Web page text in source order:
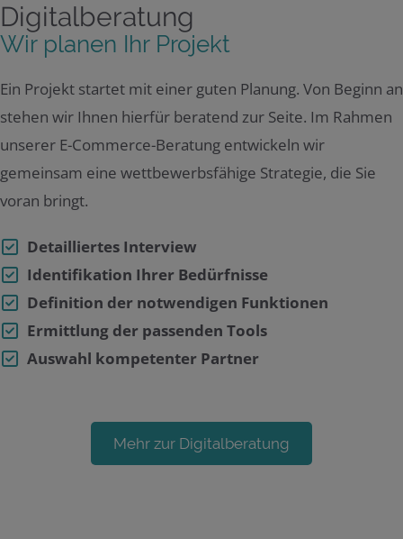
Digitalberatung
Wir planen Ihr Projekt
Ein Projekt startet mit einer guten Planung. Von Beginn an
stehen wir Ihnen hierfür beratend zur Seite. Im Rahmen
unserer E-Commerce-Beratung entwickeln wir
gemeinsam eine wettbewerbsfähige Strategie, die Sie
voran bringt.
Detailliertes Interview
Identifikation Ihrer Bedürfnisse
Definition der notwendigen Funktionen
Ermittlung der passenden Tools
Auswahl kompetenter Partner
Mehr zur Digitalberatung